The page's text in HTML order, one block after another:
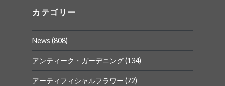
ロ
フ
ー
ル
を
Facebook
で
表
示
ロ
フ
ー
ル
を
Instagram
で
表
示
カテゴリー
News (808)
アンティーク・ガーデニング(134)
アーティフィシャルフラワー (72)